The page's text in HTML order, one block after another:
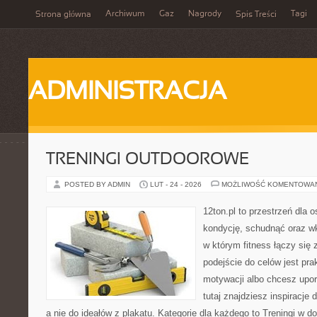
Strona główna Archiwum Gaz Nagrody Spis Treści Tagi
ADMINISTRACJA
TRENINGI OUTDOOROWE
POSTED BY ADMIN LUT - 24 - 2026 MOŻLIWOŚĆ
12ton.pl to przestrzeń dla
kondycję, schudnąć oraz
w którym fitness łączy się
podejście do celów jest
motywacji albo chcesz
tutaj znajdziesz inspiracje
a nie do ideałów z plakatu. Kategorie dla każdego to Treningi w